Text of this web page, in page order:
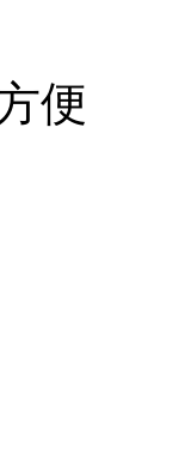
便